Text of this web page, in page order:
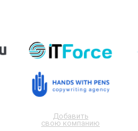
Добавить
свою компанию